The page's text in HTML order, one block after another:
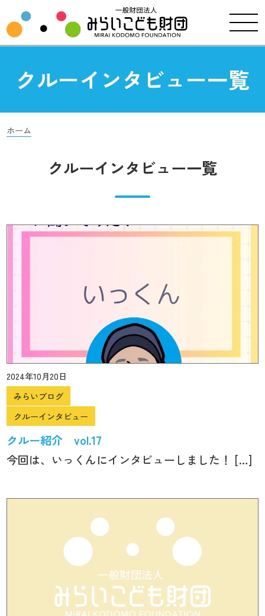
クルーインタビュー一覧
ホーム
クルーインタビュー一覧
2024年10月20日
みらいブログ
クルーインタビュー
クルー紹介 vol.17
今回は、いっくんにインタビューしました！ […]